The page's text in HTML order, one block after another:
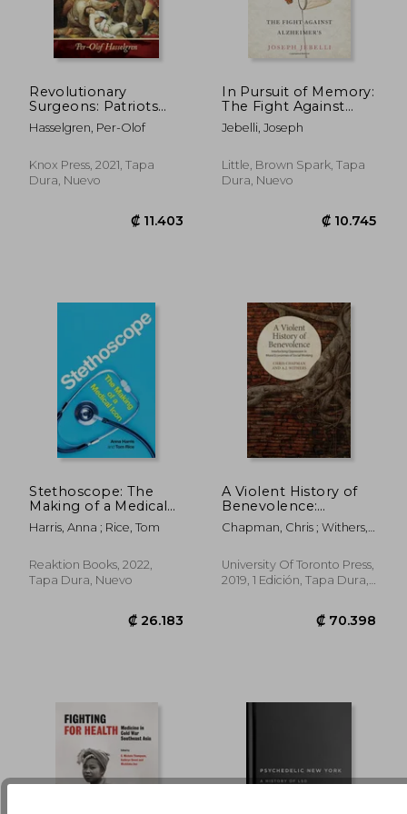
₡ 52.492 ₡
Revolutionary
Surgeons: Patriots
and Loyalists on the
Cutting Edge (en
Hasselgren, Per-Olof
Knox Press, 2021, Tapa
Dura, Nuevo
In Pursuit of Memory:
The Fight Against
Alzheimer's (en
Inglés)
Jebelli, Joseph
Little, Brown Spark, Tapa
Dura, Nuevo
Stethoscope: The
Making of a Medical
Icon (en Inglés)
Harris, Anna ; Rice, Tom
Reaktion Books, 2022,
Tapa Dura, Nuevo
A Violent History of
Benevolence:
Interlocking
Oppression in the
Social Working (en
Inglés)
Chapman, Chris ; Withers,
University Of Toronto Press,
2019, 1 Edición, Tapa Dura,